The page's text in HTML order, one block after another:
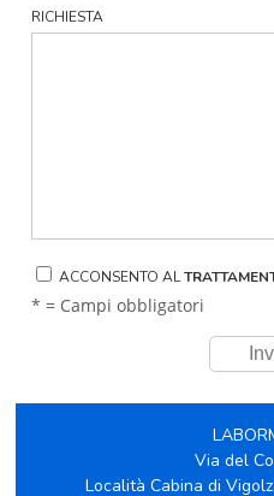
RICHIESTA
ACCONSENTO AL
* = Campi obbligatori
Via del
Località Cabina di